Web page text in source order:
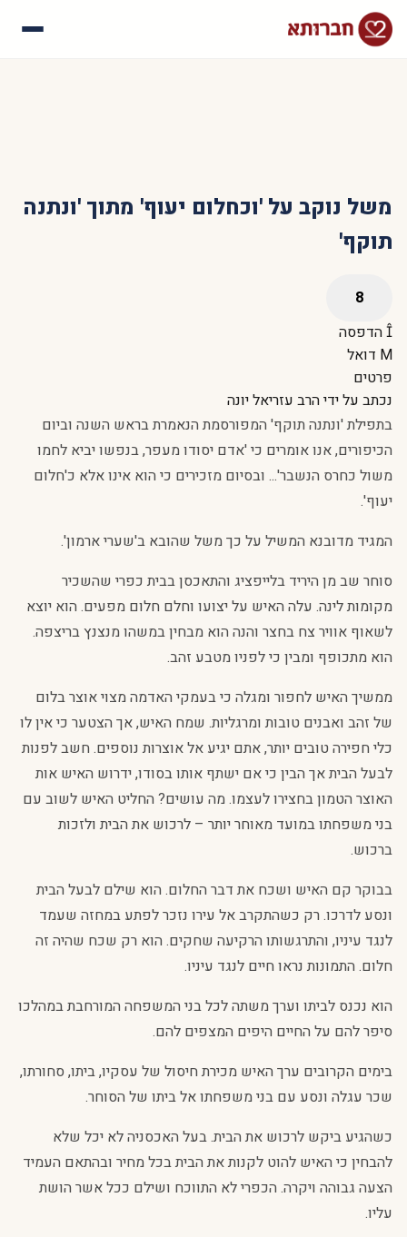
משל נוקב על 'וכחלום יעוף' מתוך 'ונתנה
תוקף'
הדפסה
דואל
פרטים
נכתב על ידיהרב עזריאל יונה
בתפילת 'ונתנה תוקף' המפורסמת הנאמרת בראש השנה וביום
הכיפורים, אנו אומרים כי 'אדם יסודו מעפר, בנפשו יביא לחמו
משול כחרס הנשבר'... ובסיום מזכירים כי הוא אינו אלא כ'חלום
יעוף'.
המגיד מדובנא המשיל על כך משל שהובא ב'שערי ארמון'.
סוחר שב מן היריד בלייפציג והתאכסן בבית כפרי שהשכיר
מקומות לינה. עלה האיש על יצועו וחלם חלום מפעים. הוא יוצא
לשאוף אוויר צח בחצר והנה הוא מבחין במשהו מנצנץ בריצפה.
הוא מתכופף ומבין כי לפניו מטבע זהב.
ממשיך האיש לחפור ומגלה כי בעמקי האדמה מצוי אוצר בלום
של זהב ואבנים טובות ומרגליות. שמח האיש, אך הצטער כי אין לו
כלי חפירה טובים יותר, אתם יגיע אל אוצרות נוספים. חשב לפנות
לבעל הבית אך הבין כי אם ישתף אותו בסודו, ידרוש האיש אות
האוצר הטמון בחצירו לעצמו. מה עושים? החליט האיש לשוב עם
בני משפחתו במועד מאוחר יותר – לרכוש את הבית ולזכות
ברכוש.
בבוקר קם האיש ושכח את דבר החלום. הוא שילם לבעל הבית
ונסע לדרכו. רק כשהתקרב אל עירו נזכר לפתע במחזה שעמד
לנגד עיניו, והתרגשותו הרקיעה שחקים. הוא רק שכח שהיה זה
חלום. התמונות נראו חיים לנגד עיניו.
הוא נכנס לביתו וערך משתה לכל בני המשפחה המורחבת במהלכו
סיפר להם על החיים היפים המצפים להם.
בימים הקרובים ערך האיש מכירת חיסול של עסקיו, ביתו, סחורתו,
שכר עגלה ונסע עם בני משפחתו אל ביתו של הסוחר.
כשהגיע ביקש לרכוש את הבית. בעל האכסניה לא יכל שלא
להבחין כי האיש להוט לקנות את הבית בכל מחיר ובהתאם העמיד
הצעה גבוהה ויקרה. הכפרי לא התווכח ושילם ככל אשר הושת
עליו.